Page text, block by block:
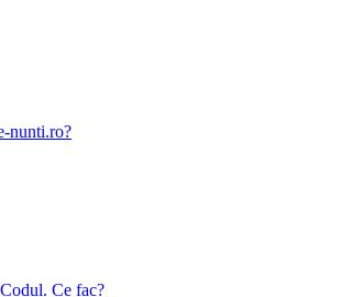
nunti.ro?
Ce fac?